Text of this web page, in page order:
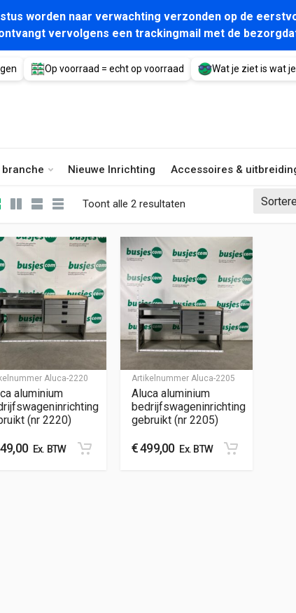
worden naar verwachting verzonden op de
vervolgens een trackingmail met de
Op voorraad = echt op voorraad Wat je ziet is wat
Nieuwe Inrichting Accessoires &
Toont alle 2 resultaten Gesorteerd op nieuwste
Aluca-2220
aluminium
(nr 2220)
Ex. BTW
Artikelnummer Aluca-2205
Aluca aluminium
bedrijfswageninrichting
gebruikt (nr 2205)
€499,00Ex. BTW